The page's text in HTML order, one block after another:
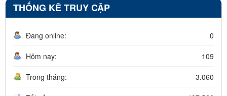
THỐNG KÊ TRUY CẬP
Đang online: 0
Hôm nay: 109
Trong tháng: 3.060